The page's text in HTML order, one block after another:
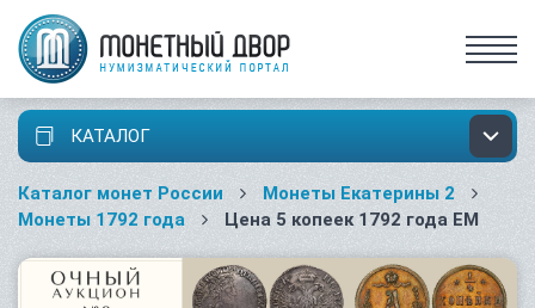
КАТАЛОГ
Каталог монет России
Монеты Екатерины 2
Монеты 1792 года
Цена 5 копеек 1792 года ЕМ